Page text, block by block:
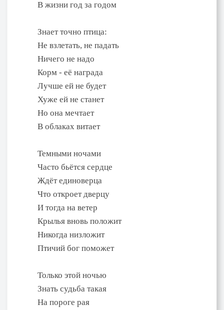
В жизни год за годом
Знает точно птица:
Не взлетать, не падать
Ничего не надо
Корм - её награда
Лучше ей не будет
Хуже ей не станет
Но она мечтает
В облаках витает
Темными ночами
Часто бьётся сердце
Ждёт единоверца
Что откроет дверцу
И тогда на ветер
Крылья вновь положит
Никогда низложит
Птичий бог поможет
Только этой ночью
Знать судьба такая
На пороге рая